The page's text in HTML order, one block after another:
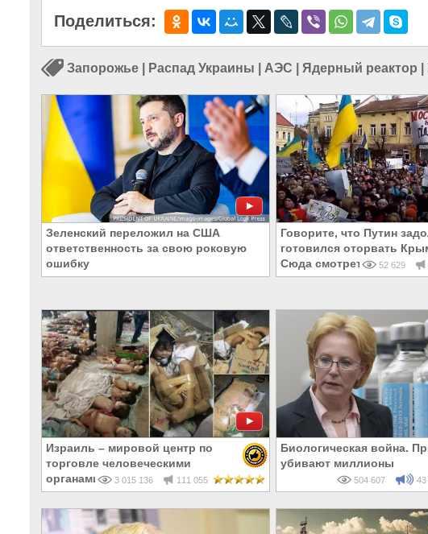
Поделиться:
Запорожье Распад Украины АЭС Ядерный реактор
Зеленский переложил на США
ответственность за свою роковую
ошибку
Говорите, что Путин
готовился оторвать
Сюда смотреть, твари!
52 629
Израиль – мировой центр по
торговле человеческими
органами
3 015 136 111 055
Биологическая война.
убивают миллионы
504 607 43